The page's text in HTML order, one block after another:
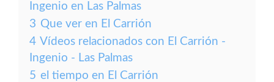
Ingenio en Las Palmas
3 Que ver en El Carrión
4 Vídeos relacionados con El Carrión -
Ingenio - Las Palmas
5 el tiempo en El Carrión